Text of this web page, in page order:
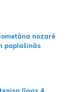
nozarē
paplašinās